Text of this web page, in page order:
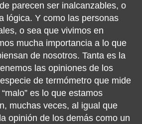
parecen ser inalcanzables, o
lógica. Y como las personas
o sea que vivimos en
mucha importancia a lo que
de nosotros. Tanta es la
las opiniones de los
de termómetro que mide
es lo que estamos
muchas veces, al igual que
opinión de los demás como un